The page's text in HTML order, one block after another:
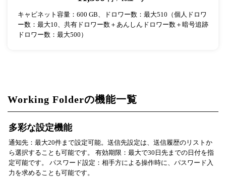
キャビネット容量：600 GB、ドロワー数：最大510（個人ドロワ
ー数：最大10、共有ドロワー数＋あんしんドロワー数＋暗号追跡
ドロワー数：最大500）
Working Folderの機能一覧
多彩な設定機能
通知先：最大20件まで設定可能。送信先設定は、送信履歴のリストか
ら選択することも可能です。 有効期限：最大で30日先までの日付を指
定可能です。 パスワード設定：相手方による操作時に、パスワード入
力を求めることも可能です。